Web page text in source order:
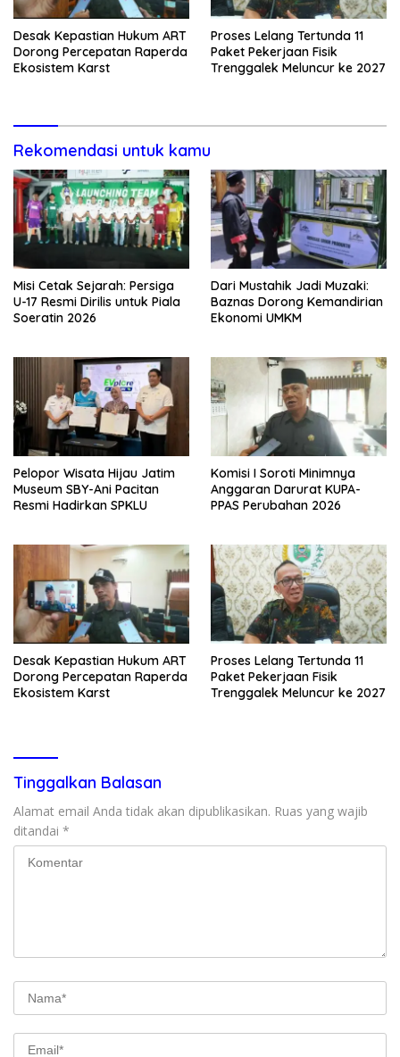
Desak Kepastian Hukum ART
Dorong Percepatan Raperda
Ekosistem Karst
Proses Lelang Tertunda 11
Paket Pekerjaan Fisik
Trenggalek Meluncur ke 2027
Rekomendasi untuk kamu
Misi Cetak Sejarah: Persiga
U-17 Resmi Dirilis untuk Piala
Soeratin 2026
Dari Mustahik Jadi Muzaki:
Baznas Dorong Kemandirian
Ekonomi UMKM
Pelopor Wisata Hijau Jatim
Museum SBY-Ani Pacitan
Resmi Hadirkan SPKLU
Komisi I Soroti Minimnya
Anggaran Darurat KUPA-
PPAS Perubahan 2026
Desak Kepastian Hukum ART
Dorong Percepatan Raperda
Ekosistem Karst
Proses Lelang Tertunda 11
Paket Pekerjaan Fisik
Trenggalek Meluncur ke 2027
Tinggalkan Balasan
Alamat email Anda tidak akan dipublikasikan. Ruas yang wajib
ditandai *